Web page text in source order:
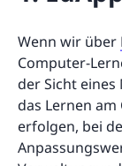
Wenn wir über
Computer-
der Sicht
das Lernen
erfolgen, bei